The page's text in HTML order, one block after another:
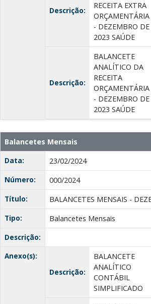
Descrição:
RECEITA EXTRA
ORÇAMENTÁRIA
- DEZEMBRO DE
2023 SAÚDE
Descrição:
BALANCETE
ANALÍTICO DA
RECEITA
ORÇAMENTÁRIA
- DEZEMBRO DE
2023 SAÚDE
Balancetes Mensais
Data:
23/02/2024
Número:
000/2024
Título:
BALANCETES MENSAIS -
Tipo:
Balancetes Mensais
Descrição:
Anexo(s):
Descrição:
BALANCETE
ANALÍTICO
CONTÁBIL
SIMPLIFICADO